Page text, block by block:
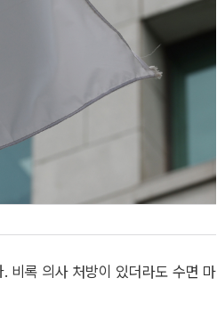
비록 의사 처방이 있더라도 수면 마